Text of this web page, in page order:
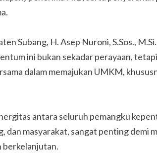
Subang, H. Asep Nuroni, S.Sos.,
ini bukan sekadar perayaan,
dalam memajukan UMKM,
antara seluruh pemangku
dan masyarakat, sangat penting demi
berkelanjutan.